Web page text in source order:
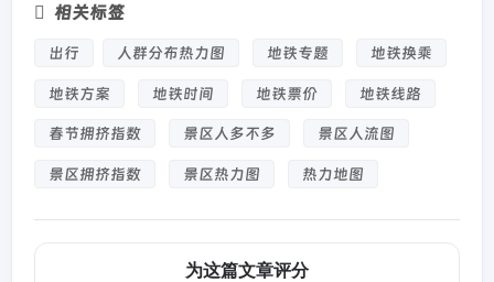
相关标签
出行 人群分布热力图 地铁专题 地铁换乘
地铁方案 地铁时间 地铁票价 地铁线路
春节拥挤指数 景区人多不多 景区人流图
景区拥挤指数 景区热力图 热力地图
为这篇文章评分